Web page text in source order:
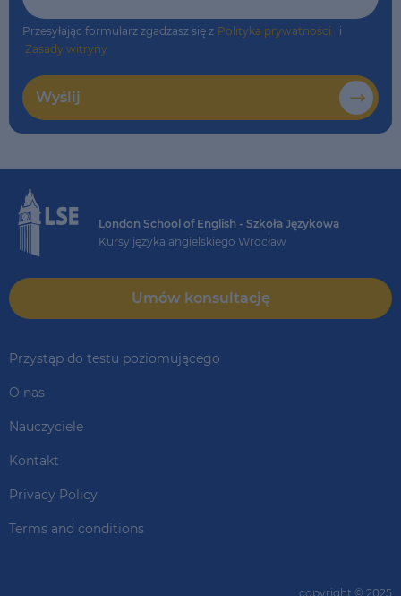
Przesyłając formularz zgadzasz się z Polityka prywatności i
Zasady witryny
Wyślij
London School of English - Szkoła Językowa
Kursy języka angielskiego Wrocław
Umów konsultację
Przystąp do testu poziomującego
O nas
Nauczyciele
Kontakt
Privacy Policy
Terms and conditions
copyright © 2025